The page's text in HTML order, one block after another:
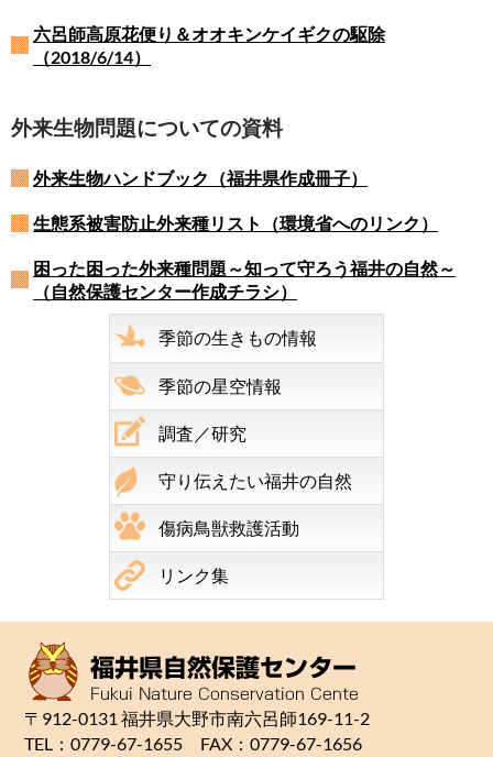
六呂師高原花便り＆オオキンケイギクの駆除
（2018/6/14）
外来生物問題についての資料
外来生物ハンドブック（福井県作成冊子）
生態系被害防止外来種リスト（環境省へのリンク）
困った困った外来種問題～知って守ろう福井の自然～
（自然保護センター作成チラシ）
季節の生きもの情報
季節の星空情報
調査／研究
守り伝えたい福井の自然
傷病鳥獣救護活動
リンク集
〒912-0131 福井県大野市南六呂師169-11-2
TEL：0779-67-1655 FAX：0779-67-1656